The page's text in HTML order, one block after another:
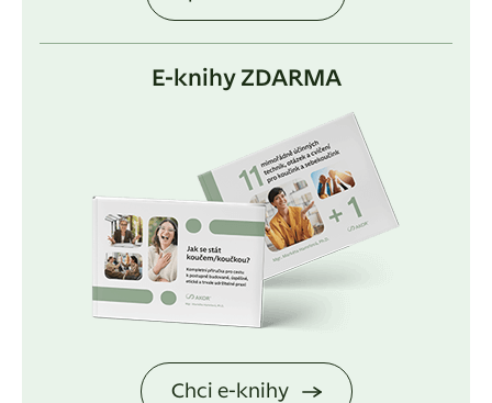
E-knihy ZDARMA
Chci e-knihy